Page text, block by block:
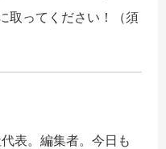
取ってください！（須
表。編集者。今日も